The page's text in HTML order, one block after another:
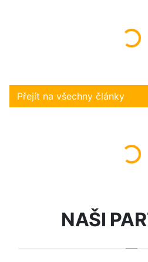
Načítám...
Přejít na všechny články
Načítám...
NAŠI